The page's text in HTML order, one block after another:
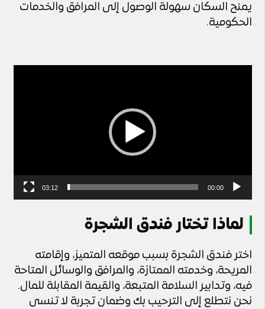
يمنح السكان سهولة الوصول إلى المرافق والخدمات
الحكومية.
00:00
03:12
لماذا تختار فندق الشجرة
اختر فندق الشجرة بسبب موقعه المتميز، وإقامته
المريحة، وخدمته الممتازة، والمرافق والوسائل المتاحة
فيه، وتدابير السلامة المتبعة، والقيمة المقابلة للمال.
نحن نتطلع إلى الترحيب بك وضمان تجربة لا تنسى